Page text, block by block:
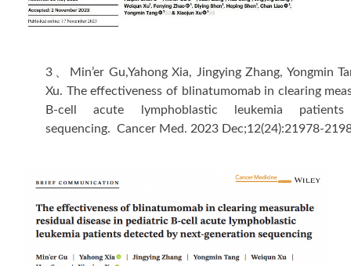
3、
Min’er Gu,Yahong Xia, Jingying Zhang, Yongmin
Xu. The effectiveness of blinatumomab in clearing
B-cell acute lymphoblastic leukemia
sequencing. Cancer Med. 2023 Dec;12(24):21978-